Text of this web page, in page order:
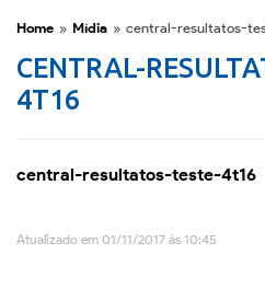
Nossas Marcas
Estratégia e
Fatores de Risco
M&A e Mercado
Home » Mídia » central-resultatos-
CENTRAL-
4T16
central-resultatos-teste-4t16
Atualizado em 01/11/2017 às 10:45